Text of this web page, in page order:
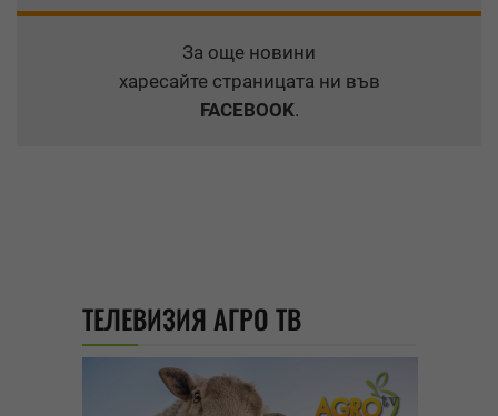
За още новини
харесайте страницата ни във
FACEBOOK.
ТЕЛЕВИЗИЯ АГРО ТВ